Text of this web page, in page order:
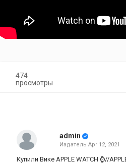
474
просмотры
admin
Издатель Apr 12, 2021
Купили Вике APPLE WATCH ⌚️//